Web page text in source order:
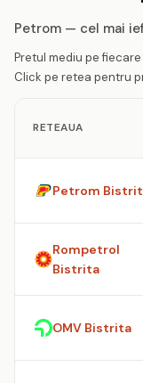
Petrom — cel mai
Pretul mediu pe
Click pe retea pentru
RETEAUA
Petrom
Rompetrol
Bistrita
OMV Bistrita